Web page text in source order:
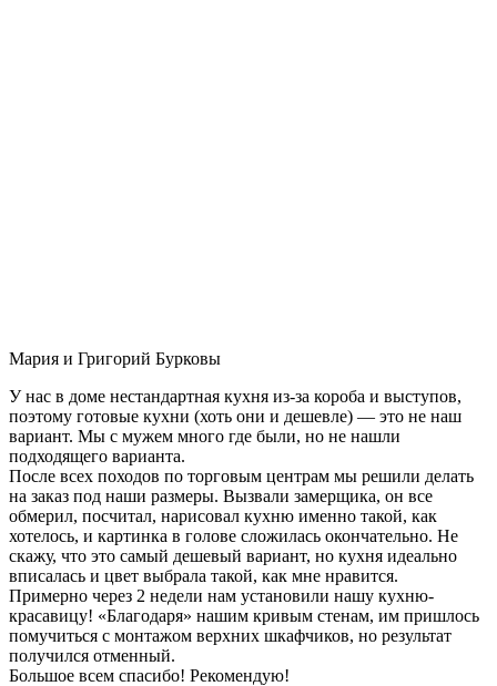
Мария и Григорий Бурковы
У нас в доме нестандартная кухня из-за короба и выступов,
поэтому готовые кухни (хоть они и дешевле) — это не наш
вариант. Мы с мужем много где были, но не нашли
подходящего варианта.
После всех походов по торговым центрам мы решили делать
на заказ под наши размеры. Вызвали замерщика, он все
обмерил, посчитал, нарисовал кухню именно такой, как
хотелось, и картинка в голове сложилась окончательно. Не
скажу, что это самый дешевый вариант, но кухня идеально
вписалась и цвет выбрала такой, как мне нравится.
Примерно через 2 недели нам установили нашу кухню-
красавицу! «Благодаря» нашим кривым стенам, им пришлось
помучиться с монтажом верхних шкафчиков, но результат
получился отменный.
Большое всем спасибо! Рекомендую!